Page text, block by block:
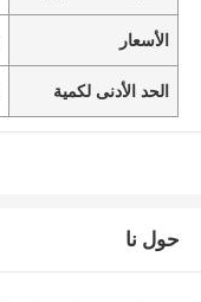
الأسعار
الحد الأدنى لكمية
حول نا